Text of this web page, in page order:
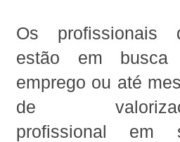
Os profissionais
estão em busca
emprego ou até
de
profissional em